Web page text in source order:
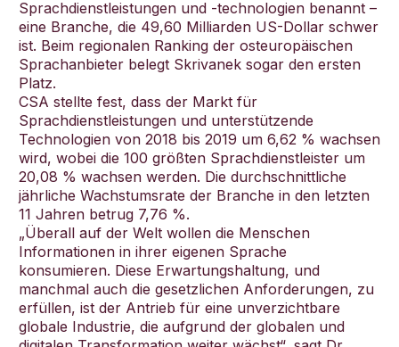
Deutsch
Sprachdienstleistungen und -technologien benannt –
eine Branche, die 49,60 Milliarden US-Dollar schwer
ist. Beim regionalen Ranking der osteuropäischen
Sprachanbieter belegt Skrivanek sogar den ersten
Platz.
CSA stellte fest, dass der Markt für
Sprachdienstleistungen und unterstützende
Technologien von 2018 bis 2019 um 6,62 % wachsen
wird, wobei die 100 größten Sprachdienstleister um
20,08 % wachsen werden. Die durchschnittliche
jährliche Wachstumsrate der Branche in den letzten
11 Jahren betrug 7,76 %.
„Überall auf der Welt wollen die Menschen
Informationen in ihrer eigenen Sprache
konsumieren. Diese Erwartungshaltung, und
manchmal auch die gesetzlichen Anforderungen, zu
erfüllen, ist der Antrieb für eine unverzichtbare
globale Industrie, die aufgrund der globalen und